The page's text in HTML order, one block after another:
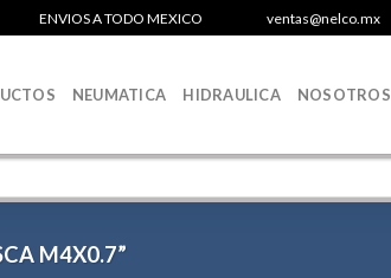
ENVIOS A TODO MEXICO ventas@nelco.mx
NEUMATICA HIDRAULICA NOSOTROS
M4X0.7”